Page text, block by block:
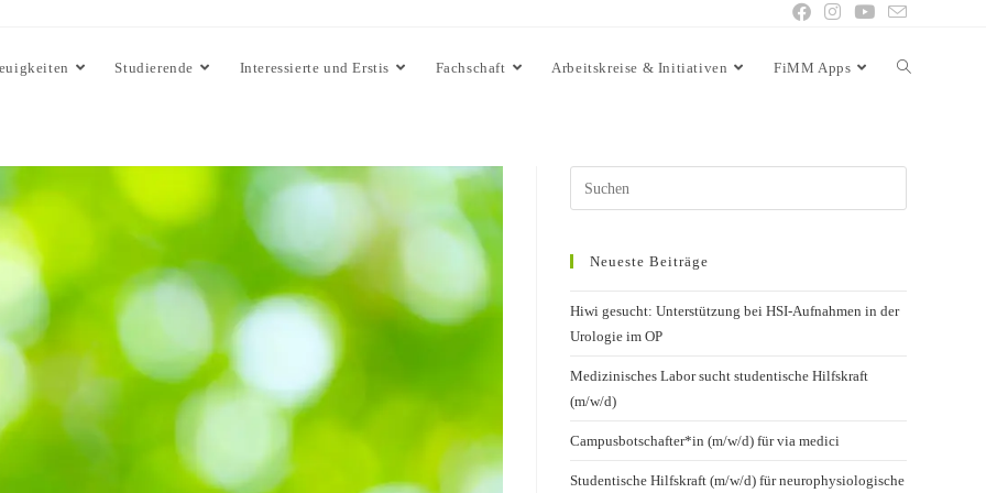
Studierende Interessierte und Erstis Fachschaft Arbeitskreise & Initiativen FiMM Apps
Neueste Beiträge
Hiwi gesucht: Unterstützung bei HSI-Aufnahmen in der
Urologie im OP
Medizinisches Labor sucht studentische Hilfskraft
(m/w/d)
Campusbotschafter*in (m/w/d) für via medici
Studentische Hilfskraft (m/w/d) für neurophysiologische